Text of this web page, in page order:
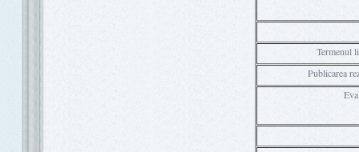
Termenul
Publicarea